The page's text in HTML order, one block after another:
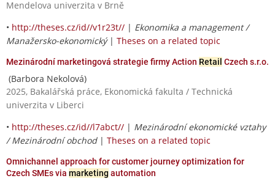
Mendelova univerzita v Brně
• http://theses.cz/id//v1r23t// | Ekonomika a management /
Manažersko-ekonomický| Theses on a related topic
Mezinárodní marketingová strategie firmy Action Retail Czech s.r.o.
(Barbora Nekolová)
2025, Bakalářská práce, Ekonomická fakulta / Technická
univerzita v Liberci
• http://theses.cz/id//l7abct// | Mezinárodní ekonomické vztahy
/ Mezinárodní obchod| Theses on a related topic
Omnichannel approach for customer journey optimization for
Czech SMEs via marketing automation